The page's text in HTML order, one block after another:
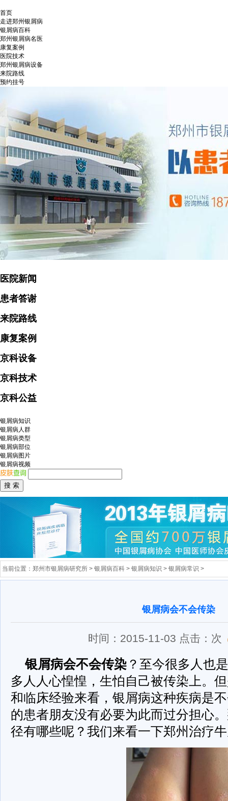
首页
走进郑州银屑病
银屑病百科
郑州银屑病名医
康复案例
医院技术
郑州银屑病设备
来院路线
预约挂号
医院新闻
患者答谢
来院路线
康复案例
京科设备
京科技术
京科公益
银屑病知识
银屑病人群
银屑病类型
银屑病部位
银屑病图片
银屑病视频
当前位置： 郑州市银屑病研究所 > 银屑病百科 > 银屑病知识 > 银屑病常识 >
银屑病会不会传染
时间：2015-11-03 点击： 次
银屑病会不会传染 ？至今很多人也
多人人心惶惶，生怕自己被传染上。
和临床经验来看，银屑病这种疾病是
的患者朋友没有必要为此而过分担心
径有哪些呢？我们来看一下郑州治疗